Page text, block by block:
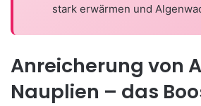
stark erwärmen und
Anreicherung von
Nauplien – das